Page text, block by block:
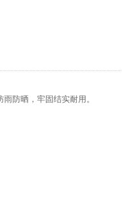
防晒，牢固结实耐用。